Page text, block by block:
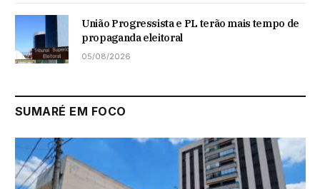
União Progressista e PL terão mais tempo de
propaganda eleitoral
05/08/2026
SUMARÉ EM FOCO